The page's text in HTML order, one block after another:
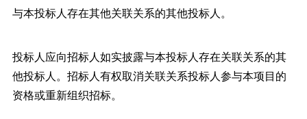
与本投标人存在其他关联关系的其他投标人。
投标人应向招标人如实披露与本投标人存在关联关系的其
他投标人。招标人有权取消关联关系投标人参与本项目的
资格或重新组织招标。